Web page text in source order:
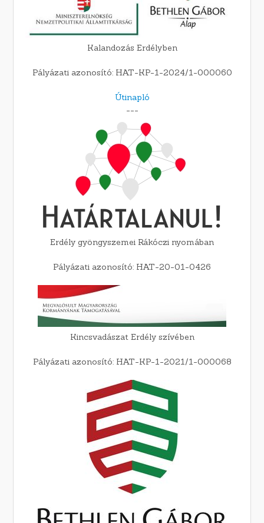
Kalandozás Erdélyben
Pályázati azonosító: HAT-KP-1-2024/1-000060
Útinapló
---
Erdély gyöngyszemei Rákóczi nyomában
Pályázati azonosító: HAT-20-01-0426
Kincsvadászat Erdély szívében
Pályázati azonosító: HAT-KP-1-2021/1-000068